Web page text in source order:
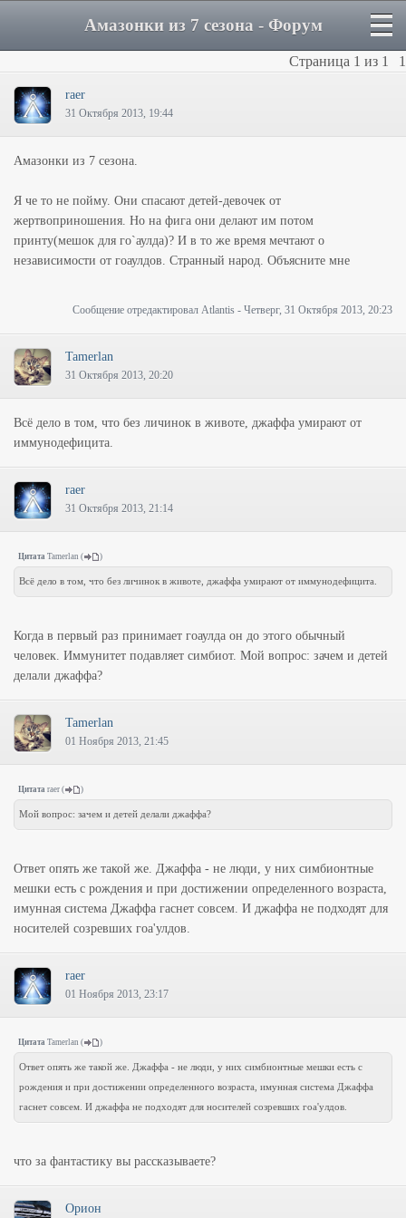
Амазонки из 7 сезона - Форум
Страница 1 из 1 1
raer
31 Октября 2013, 19:44
Амазонки из 7 сезона.
Я че то не пойму. Они спасают детей-девочек от
жертвоприношения. Но на фига они делают им потом
принту(мешок для го`аулда)? И в то же время мечтают о
независимости от гоаулдов. Странный народ. Объясните мне
Сообщение отредактировал Atlantis - Четверг, 31 Октября 2013, 20:23
Tamerlan
31 Октября 2013, 20:20
Всё дело в том, что без личинок в животе, джаффа умирают от
иммунодефицита.
raer
31 Октября 2013, 21:14
Цитата Tamerlan ( )
Всё дело в том, что без личинок в животе, джаффа умирают от иммунодефицита.
Когда в первый раз принимает гоаулда он до этого обычный
человек. Иммунитет подавляет симбиот. Мой вопрос: зачем и детей
делали джаффа?
Tamerlan
01 Ноября 2013, 21:45
Цитата raer ( )
Мой вопрос: зачем и детей делали джаффа?
Ответ опять же такой же. Джаффа - не люди, у них симбионтные
мешки есть с рождения и при достижении определенного возраста,
имунная система Джаффа гаснет совсем. И джаффа не подходят для
носителей созревших гоа'улдов.
raer
01 Ноября 2013, 23:17
Цитата Tamerlan ( )
Ответ опять же такой же. Джаффа - не люди, у них симбионтные мешки есть с
рождения и при достижении определенного возраста, имунная система Джаффа
гаснет совсем. И джаффа не подходят для носителей созревших гоа'улдов.
что за фантастику вы рассказываете?
Орион